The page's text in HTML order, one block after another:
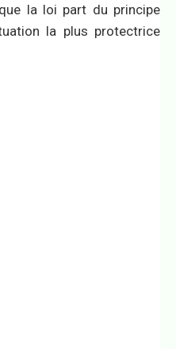
la loi part du principe
la plus protectrice